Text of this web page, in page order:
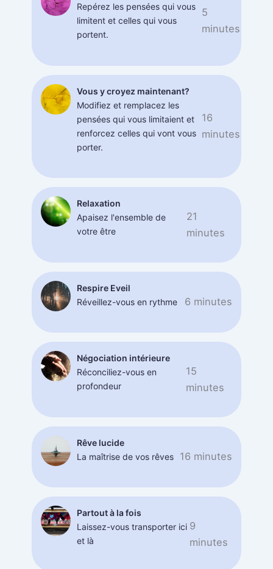
Repérez les pensées qui vous
limitent et celles qui vous
portent.
5
minutes
Vous y croyez maintenant?
Modifiez et remplacez les
pensées qui vous limitaient et
renforcez celles qui vont vous
porter.
16
minutes
Relaxation
Apaisez l'ensemble de
votre être
21
minutes
Respire Eveil
Réveillez-vous en rythme
6 minutes
Négociation intérieure
Réconciliez-vous en
profondeur
15
minutes
Rêve lucide
La maîtrise de vos rêves
16 minutes
Partout à la fois
Laissez-vous transporter ici
et là
9
minutes